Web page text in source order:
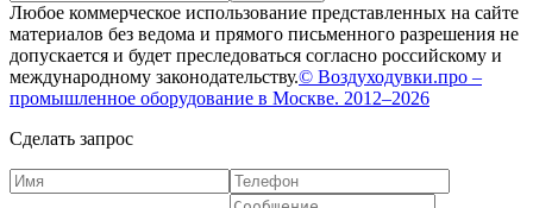
Любое коммерческое использование представленных на сайте
материалов без ведома и прямого письменного разрешения не
допускается и будет преследоваться согласно российскому и
международному законодательству.© Воздуходувки.про –
промышленное оборудование в Москве. 2012–2026
Сделать запрос